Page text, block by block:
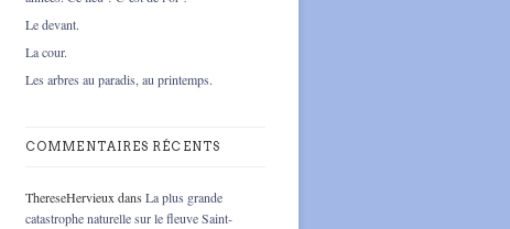
Le devant.
La cour.
Les arbres au paradis, au printemps.
COMMENTAIRES RÉCENTS
ThereseHervieux dans La plus grande
catastrophe naturelle sur le fleuve Saint-